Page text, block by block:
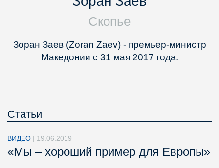
Скопье
Зоран Заев (Zoran Zaev) - премьер-министр
Македонии с 31 мая 2017 года.
Статьи
ВИДЕО | 19.06.2019
«Мы – хороший пример для Европы»